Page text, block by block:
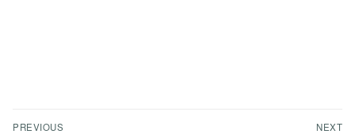
PREVIOUS NEXT